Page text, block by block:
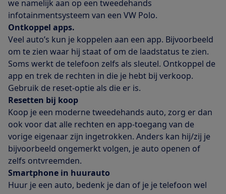
we namelijk aan op een tweedehands
infotainmentsysteem van een VW Polo.
Ontkoppel apps.
Veel auto’s kun je koppelen aan een app. Bijvoorbeeld
om te zien waar hij staat of om de laadstatus te zien.
Soms werkt de telefoon zelfs als sleutel. Ontkoppel de
app en trek de rechten in die je hebt bij verkoop.
Gebruik de reset-optie als die er is.
Resetten bij koop
Koop je een moderne tweedehands auto, zorg er dan
ook voor dat alle rechten en app-toegang van de
vorige eigenaar zijn ingetrokken. Anders kan hij/zij je
bijvoorbeeld ongemerkt volgen, je auto openen of
zelfs ontvreemden.
Smartphone in huurauto
Huur je een auto, bedenk je dan of je je telefoon wel